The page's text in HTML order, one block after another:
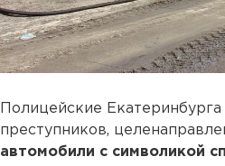
Полицейские
преступников,
автомобили с символикой